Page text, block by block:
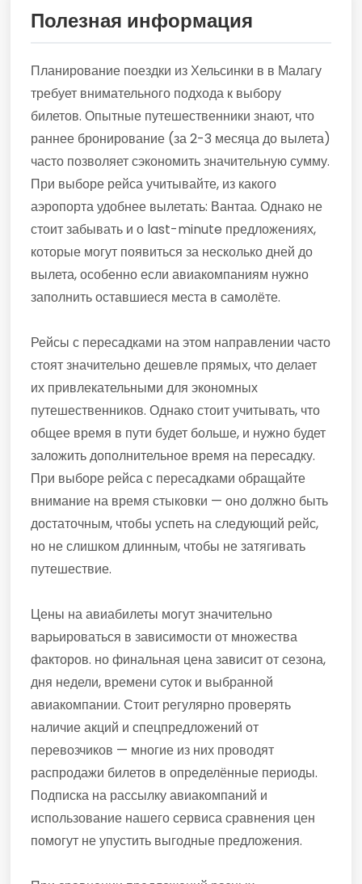
Полезная информация
Планирование поездки из Хельсинки в в Малагу
требует внимательного подхода к выбору
билетов. Опытные путешественники знают, что
раннее бронирование (за 2-3 месяца до вылета)
часто позволяет сэкономить значительную сумму.
При выборе рейса учитывайте, из какого
аэропорта удобнее вылетать: Вантаа. Однако не
стоит забывать и о last-minute предложениях,
которые могут появиться за несколько дней до
вылета, особенно если авиакомпаниям нужно
заполнить оставшиеся места в самолёте.
Рейсы с пересадками на этом направлении часто
стоят значительно дешевле прямых, что делает
их привлекательными для экономных
путешественников. Однако стоит учитывать, что
общее время в пути будет больше, и нужно будет
заложить дополнительное время на пересадку.
При выборе рейса с пересадками обращайте
внимание на время стыковки — оно должно быть
достаточным, чтобы успеть на следующий рейс,
но не слишком длинным, чтобы не затягивать
путешествие.
Цены на авиабилеты могут значительно
варьироваться в зависимости от множества
факторов. но финальная цена зависит от сезона,
дня недели, времени суток и выбранной
авиакомпании. Стоит регулярно проверять
наличие акций и спецпредложений от
перевозчиков — многие из них проводят
распродажи билетов в определённые периоды.
Подписка на рассылку авиакомпаний и
использование нашего сервиса сравнения цен
помогут не упустить выгодные предложения.